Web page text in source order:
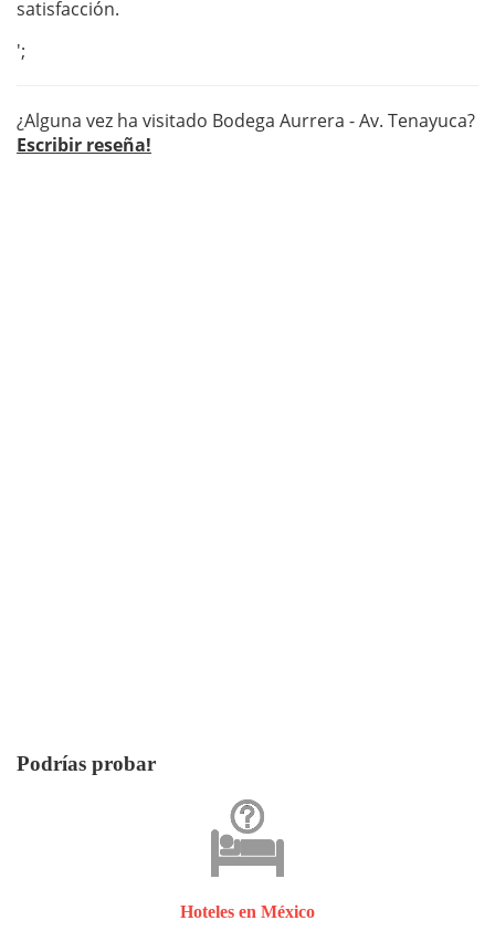
satisfacción.
';
¿Alguna vez ha visitado Bodega Aurrera - Av. Tenayuca?
Escribir reseña!
Podrías probar
Hoteles en México